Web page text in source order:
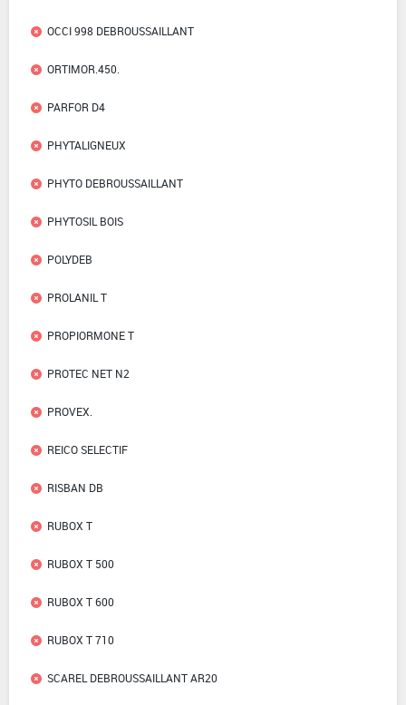
OCCI 998 DEBROUSSAILLANT
ORTIMOR.450.
PARFOR D4
PHYTALIGNEUX
PHYTO DEBROUSSAILLANT
PHYTOSIL BOIS
POLYDEB
PROLANIL T
PROPIORMONE T
PROTEC NET N2
PROVEX.
REICO SELECTIF
RISBAN DB
RUBOX T
RUBOX T 500
RUBOX T 600
RUBOX T 710
SCAREL DEBROUSSAILLANT AR20